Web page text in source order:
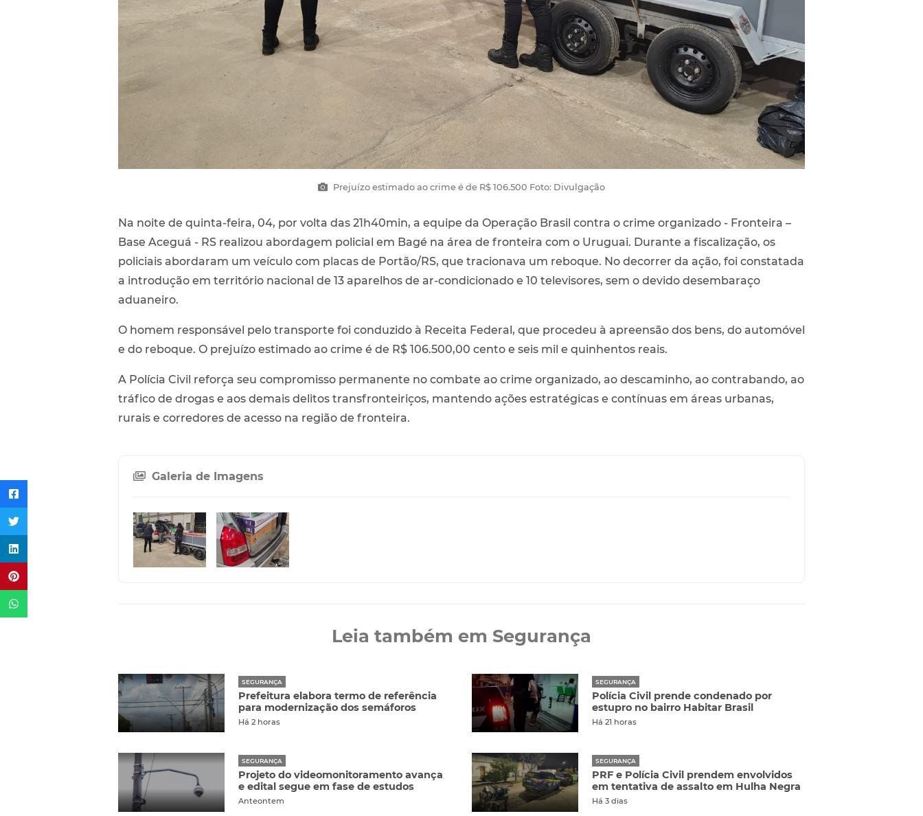
Prejuízo estimado ao crime é de R$ 106.500 Foto: Divulgação
Na noite de quinta-feira, 04, por volta das 21h40min, a equipe da Operação Brasil contra o crime organizado - Fronteira –
Base Aceguá - RS realizou abordagem policial em Bagé na área de fronteira com o Uruguai. Durante a fiscalização, os
policiais abordaram um veículo com placas de Portão/RS, que tracionava um reboque. No decorrer da ação, foi constatada
a introdução em território nacional de 13 aparelhos de ar-condicionado e 10 televisores, sem o devido desembaraço
aduaneiro.
O homem responsável pelo transporte foi conduzido à Receita Federal, que procedeu à apreensão dos bens, do automóvel
e do reboque. O prejuízo estimado ao crime é de R$ 106.500,00 cento e seis mil e quinhentos reais.
A Polícia Civil reforça seu compromisso permanente no combate ao crime organizado, ao descaminho, ao contrabando, ao
tráfico de drogas e aos demais delitos transfronteiriços, mantendo ações estratégicas e contínuas em áreas urbanas,
rurais e corredores de acesso na região de fronteira.
Galeria de Imagens
Leia também em Segurança
SEGURANÇA
Prefeitura elabora termo de referência
para modernização dos semáforos
Há 2 horas
SEGURANÇA
Polícia Civil prende condenado por
estupro no bairro Habitar Brasil
Há 21 horas
SEGURANÇA
Projeto do videomonitoramento avança
e edital segue em fase de estudos
Anteontem
SEGURANÇA
PRF e Polícia Civil prendem envolvidos
em tentativa de assalto em Hulha Negra
Há 3 dias